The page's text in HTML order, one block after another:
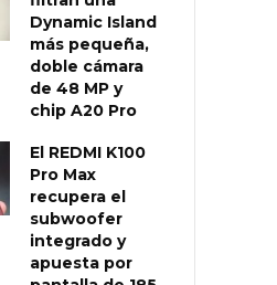
Dynamic Island
más pequeña,
doble cámara
de 48 MP y
chip A20 Pro
El REDMI K100
Pro Max
recupera el
subwoofer
integrado y
apuesta por